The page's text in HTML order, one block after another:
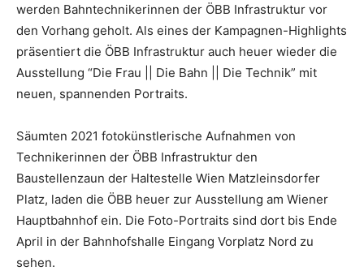
werden Bahntechnikerinnen der ÖBB Infrastruktur vor
den Vorhang geholt. Als eines der Kampagnen-Highlights
präsentiert die ÖBB Infrastruktur auch heuer wieder die
Ausstellung “Die Frau || Die Bahn || Die Technik” mit
neuen, spannenden Portraits.
Säumten 2021 fotokünstlerische Aufnahmen von
Technikerinnen der ÖBB Infrastruktur den
Baustellenzaun der Haltestelle Wien Matzleinsdorfer
Platz, laden die ÖBB heuer zur Ausstellung am Wiener
Hauptbahnhof ein. Die Foto-Portraits sind dort bis Ende
April in der Bahnhofshalle Eingang Vorplatz Nord zu
sehen.